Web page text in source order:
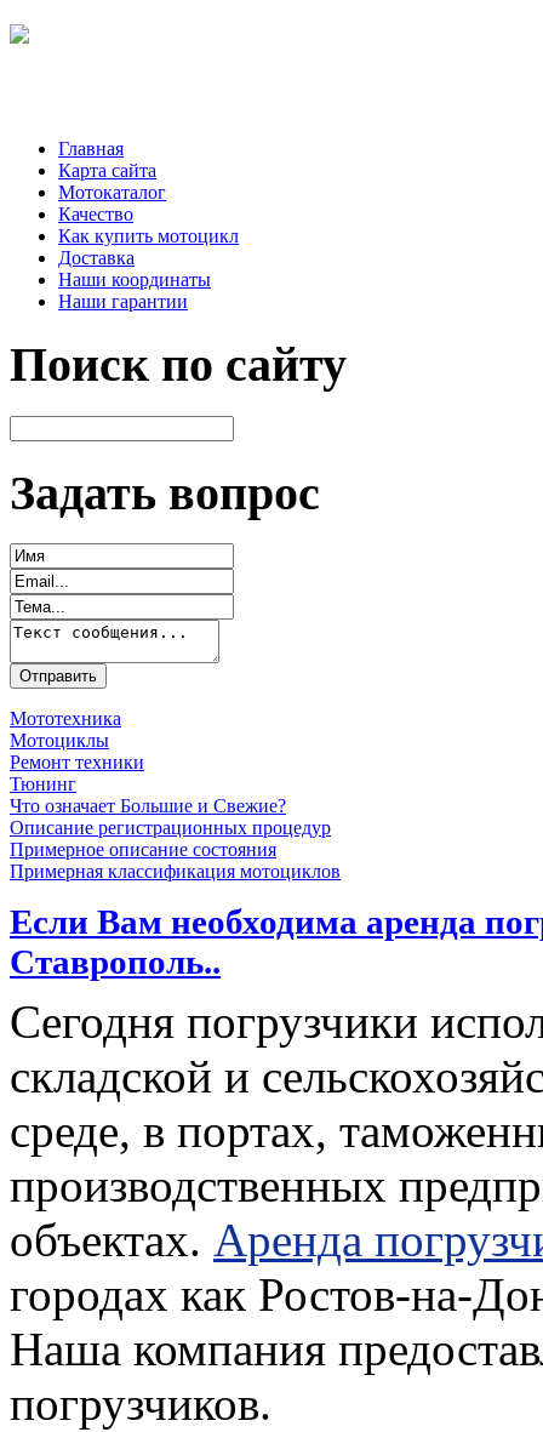
Главная
Карта сайта
Мотокаталог
Качество
Как купить мотоцикл
Доставка
Наши координаты
Наши гарантии
Поиск по сайту
Задать вопрос
Мототехника
Мотоциклы
Ремонт техники
Тюнинг
Что означает Большие и Свежие?
Описание регистрационных процедур
Примерное описание состояния
Примерная классификация мотоциклов
Если Вам необходима аренда
Ставрополь..
Сегодня погрузчики
складской и
среде, в портах,
производственных
объектах. Аренда
городах как Ростов-на-
Наша компания
погрузчиков.